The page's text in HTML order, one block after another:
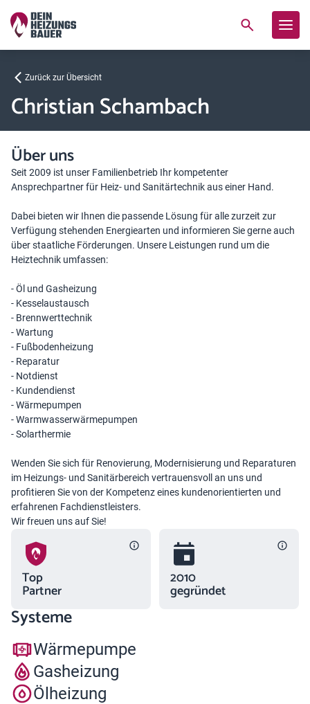
Zurück zur Übersicht
Christian Schambach
Über uns
Seit 2009 ist unser Familienbetrieb Ihr kompetenter
Ansprechpartner für Heiz- und Sanitärtechnik aus einer Hand.
Dabei bieten wir Ihnen die passende Lösung für alle zurzeit zur
Verfügung stehenden Energiearten und informieren Sie gerne auch
über staatliche Förderungen. Unsere Leistungen rund um die
Heiztechnik umfassen:
- Öl und Gasheizung
- Kesselaustausch
- Brennwerttechnik
- Wartung
- Fußbodenheizung
- Reparatur
- Notdienst
- Kundendienst
- Wärmepumpen
- Warmwasserwärmepumpen
- Solarthermie
Wenden Sie sich für Renovierung, Modernisierung und Reparaturen
im Heizungs- und Sanitärbereich vertrauensvoll an uns und
profitieren Sie von der Kompetenz eines kundenorientierten und
erfahrenen Fachdienstleisters.
Wir freuen uns auf Sie!
Top
Partner
2010
gegründet
Systeme
Wärmepumpe
Gasheizung
Ölheizung